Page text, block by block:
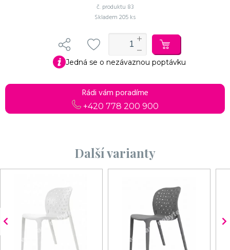
č. produktu 83
Skladem 205 ks
Jedná se o nezávaznou poptávku
Rádi vám poradíme
+420 778 200 900
Další varianty